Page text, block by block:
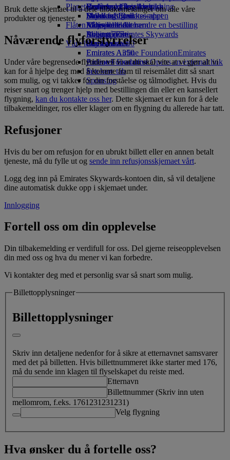
Economy Class-bespisning
Drikke
Flåten vår
Boeing 777
Emirates A380
Emirates A350
Emirates Executive
Setekart
Emirates offisiell butikk
Underholdning for barn
Leker for barn
Aktiviteter for barn
Planeten vår
Bærekraftig virksomhet
Miljøpolitikk
Miljørapporter
Våre lokalsamfunn
Emirates Airline FoundationEmirates
Airline Foundation Opens an external link
in a new tab
Sponsing
Partnerne våre
Skywards Rail
Miles-kalkulator
Logg på Emirates Skywards
Skywards+
Verktøy og ressurser
Mobil og Emirates-appen
Kansellere eller endre en bestilling
Avbrutt reise
Om Emirates
Bruk dette skjemaet til å dele tilbakemeldinger om alle våre
produkter og tjenester.
Nåværende flyforstyrrelser
Under våre begrensede flytider vil vi at du skal vite at vi gjør alt vi
kan for å hjelpe deg med å komme fram til reisemålet ditt så snart
som mulig, og vi takker for din forståelse og tålmodighet. Hvis du
reiser snart og trenger hjelp med bestillingen din eller en kansellert
flygning, kan du kontakte oss her. Dette skjemaet er kun for å dele
tilbakemeldinger, ros eller klager om en flygning du allerede har tatt.
Refusjoner
Hvis du ber om refusjon for en ubrukt billett eller en annen betalt
tjeneste, må du fylle ut og sende inn refusjonsskjemaet vårt.
Logg deg inn på Emirates Skywards-kontoen din, så vil detaljene
dine automatisk dukke opp i skjemaet under.
Innlogging
Fortell oss om din opplevelse
Din tilbakemelding er verdifull for oss. Del gjerne reiseopplevelsen
din med oss og hva du mener vi kan forbedre.
Vi kontakter deg med et personlig svar så snart som mulig.
Billettopplysninger
Billettopplysninger
Skriv inn detaljene nedenfor for å sikre at etternavnet samsvarer
med det på billetten. Hvis billettnummeret ikke starter med 176,
må du sende inn klagen til flyselskapet du reiste med.
Etternavn
Billettnummer (Skriv inn uten
mellomrom, f.eks. 1761231231231)
Velg flygning
Hva ønsker du å fortelle oss?